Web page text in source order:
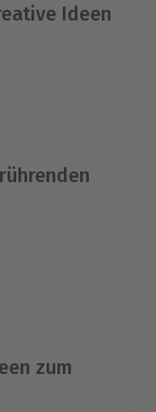
Ideen
zum